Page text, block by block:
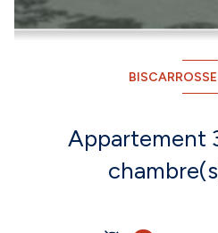
Appartement 3 pièce(s) 2